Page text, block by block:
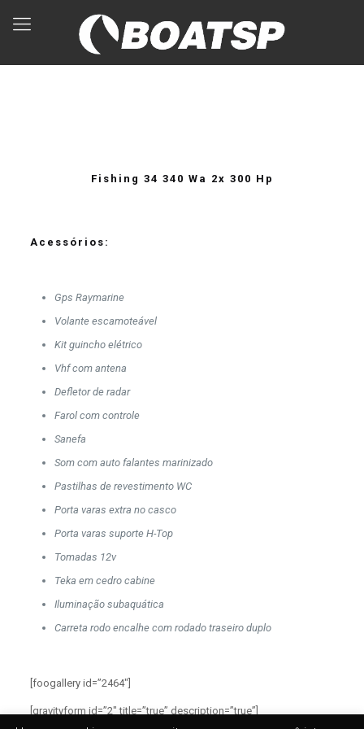
Fishing 34 340 Wa 2x 300 Hp
Acessórios:
Gps Raymarine
Volante escamoteável
Kit guincho elétrico
Vhf com antena
Defletor de radar
Farol com controle
Sanefa
Som com auto falantes marinizado
Pastilhas de revestimento WC
Porta varas extra no casco
Porta varas suporte H-Top
Tomadas 12v
Teka em cedro cabine
Iluminação subaquática
Carreta rodo encalhe com rodado traseiro duplo
[foogallery id=”2464″]
[gravityform id=”2″ title=”true” description=”true”]